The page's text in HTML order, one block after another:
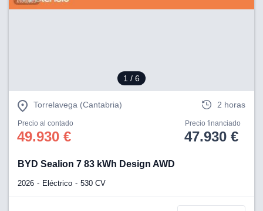
1 / 6
Torrelavega (Cantabria) 2 horas
Precio al contado
49.930 €
Precio financiado
47.930 €
BYD Sealion 7 83 kWh Design AWD
2026 Eléctrico 530 CV